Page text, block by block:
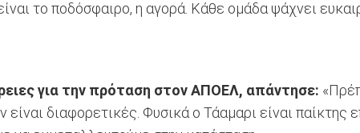
το ποδόσφαιρο, η αγορά. Κάθε ομάδα ψάχνει
για την πρόταση στον ΑΠΟΕΛ, απάντησε:
διαφορετικές. Φυσικά ο Τάαμαρι είναι παίκτης